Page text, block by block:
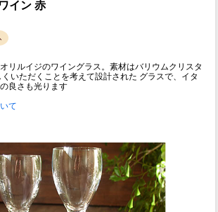
イン 赤
リルイジのワイングラス。素材はバリウムクリスタ
いただくことを考えて設計された グラスで、イタ
良さも光ります
て